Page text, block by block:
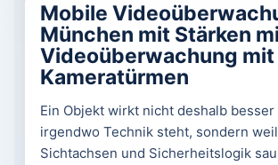
Mobile
München mit Stärken
Videoüberwachung mit
Kameratürmen
Ein Objekt wirkt nicht deshalb
irgendwo Technik steht, sondern
Sichtachsen und Sicherheitslogik